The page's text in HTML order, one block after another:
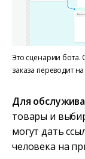
Это сценарии бота.
заказа переводит
Для
товары и
могут дать
человека на